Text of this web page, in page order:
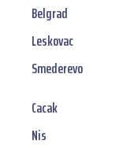
Belgrad
Leskovac
Smederevo
Cacak
Nis